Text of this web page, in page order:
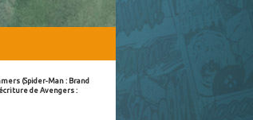
(Spider-Man : Brand
de Avengers :